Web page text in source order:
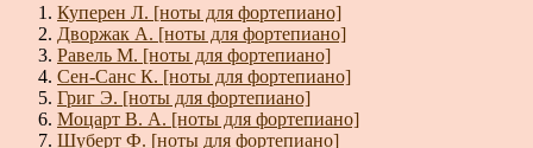
Куперен Л. [ноты для фортепиано]
Дворжак А. [ноты для фортепиано]
Равель М. [ноты для фортепиано]
Сен-Санс К. [ноты для фортепиано]
Григ Э. [ноты для фортепиано]
Моцарт В. А. [ноты для фортепиано]
Шуберт Ф. [ноты для фортепиано]